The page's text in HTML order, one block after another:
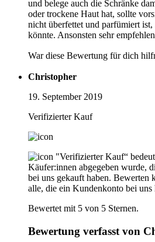
und belege auch die Schränke
oder trockene Haut hat, sollte
nicht überfettet und parfümiert
könnte. Ansonsten sehr
War diese Bewertung für dich
Christopher
19. September 2019
Verifizierter Kauf
"Verifizierter Kauf“
Käufer:innen abgegeben wurde,
bei uns gekauft haben. Bewerten
alle, die ein Kundenkonto bei uns
Bewertet mit 5 von 5 Sternen.
Bewertung verfasst von